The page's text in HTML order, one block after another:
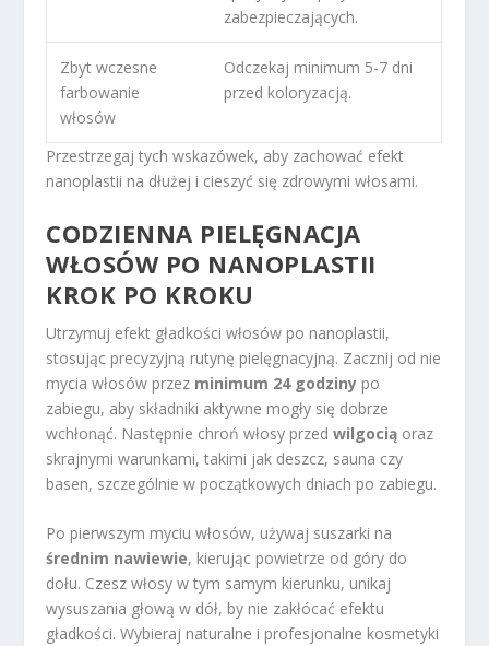
zabezpieczających.
Zbyt wczesne
farbowanie
włosów
Odczekaj minimum 5-7 dni
przed koloryzacją.
Przestrzegaj tych wskazówek, aby zachować efekt
nanoplastii na dłużej i cieszyć się zdrowymi włosami.
CODZIENNA PIELĘGNACJA
WŁOSÓW PO NANOPLASTII
KROK PO KROKU
Utrzymuj efekt gładkości włosów po nanoplastii,
stosując precyzyjną rutynę pielęgnacyjną. Zacznij od nie
mycia włosów przez minimum 24 godziny po
zabiegu, aby składniki aktywne mogły się dobrze
wchłonąć. Następnie chroń włosy przedwilgocią oraz
skrajnymi warunkami, takimi jak deszcz, sauna czy
basen, szczególnie w początkowych dniach po zabiegu.
Po pierwszym myciu włosów, używaj suszarki na
średnim nawiewie, kierując powietrze od góry do
dołu. Czesz włosy w tym samym kierunku, unikaj
wysuszania głową w dół, by nie zakłócać efektu
gładkości. Wybieraj naturalne i profesjonalne kosmetyki